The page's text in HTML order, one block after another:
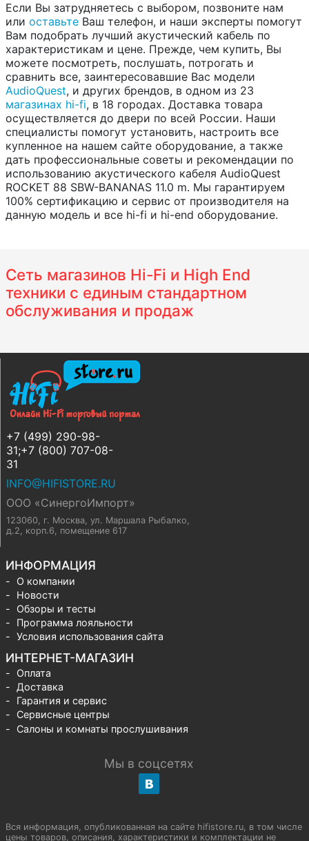
Если Вы затрудняетесь с выбором, позвоните нам
или оставьте Ваш телефон, и наши эксперты помогут
Вам подобрать лучший акустический кабель по
характеристикам и цене. Прежде, чем купить, Вы
можете посмотреть, послушать, потрогать и
сравнить все, заинтересовавшие Вас модели
AudioQuest, и других брендов, в одном из 23
магазинах hi-fi, в 18 городах. Доставка товара
осуществляется до двери по всей России. Наши
специалисты помогут установить, настроить все
купленное на нашем сайте оборудование, а также
дать профессиональные советы и рекомендации по
использованию акустического кабеля AudioQuest
ROCKET 88 SBW-BANANAS 11.0 m. Мы гарантируем
100% сертификацию и сервис от производителя на
данную модель и все hi-fi и hi-end оборудование.
Сеть магазинов Hi-Fi и High End
техники с единым стандартном
обслуживания и продаж
+7 (499) 290-98-
31;+7 (800) 707-08-
31
INFO@HIFISTORE.RU
ООО «СинергоИмпорт»
123060, г. Москва, ул. Маршала Рыбалко,
д.2, корп.6, помещение 617
ИНФОРМАЦИЯ
О компании
Новости
Обзоры и тесты
Программа лояльности
Условия использования сайта
ИНТЕРНЕТ-МАГАЗИН
Оплата
Доставка
Гарантия и сервис
Сервисные центры
Салоны и комнаты прослушивания
Мы в соцсетях
Вся информация, опубликованная на сайте hifistore.ru, в том числе
цены товаров, описания, характеристики и комплектации не